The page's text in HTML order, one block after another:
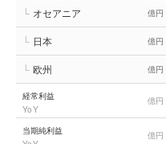
└ オセアニア 億円
└ 日本 億円
└ 欧州 億円
経常利益
YoY
億円
当期純利益
億円